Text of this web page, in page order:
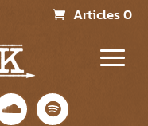
Articles 0